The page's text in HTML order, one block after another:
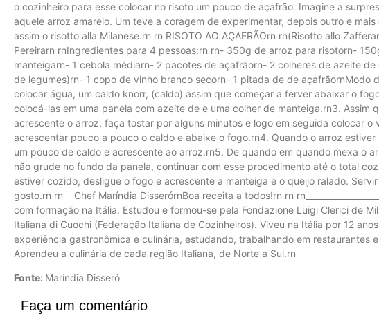
o cozinheiro para esse colocar no risoto um pouco de açafrão. Imagine a
aquele arroz amarelo. Um teve a coragem de experimentar, depois outro e
assim o risotto alla Milanese.rn rn RISOTO AO AÇAFRÃOrn rn(Risotto allo
Pereirarn rnIngredientes para 4 pessoas:rn rn- 350g de arroz para risotorn-
manteigarn- 1 cebola médiarn- 2 pacotes de açafrãorn- 2 colheres de azeite
de legumes)rn- 1 copo de vinho branco secorn- 1 pitada de de açafrãornModo
colocar água, um caldo knorr, (caldo) assim que começar a ferver abaixar o
colocá-las em uma panela com azeite de e uma colher de manteiga.rn3. Assim
acrescente o arroz, faça tostar por alguns minutos e logo em seguida colocar o
acrescentar pouco a pouco o caldo e abaixe o fogo.rn4. Quando o arroz
um pouco de caldo e acrescente ao arroz.rn5. De quando em quando mexa o
não grude no fundo da panela, continuar com esse procedimento até o total
estiver cozido, desligue o fogo e acrescente a manteiga e o queijo ralado.
gosto.rn rn Chef Maríndia DisserórnBoa receita a todos!rn rn
com formação na Itália. Estudou e formou-se pela Fondazione Luigi Clerici de
Italiana di Cuochi (Federação Italiana de Cozinheiros). Viveu na Itália por 12
experiência gastronômica e culinária, estudando, trabalhando em restaurantes
Aprendeu a culinária de cada região Italiana, de Norte a Sul.rn
Fonte: Maríndia Disseró
Faça um comentário